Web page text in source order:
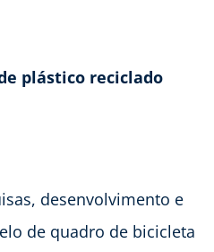
plástico reciclado
desenvolvimento e
de quadro de bicicleta